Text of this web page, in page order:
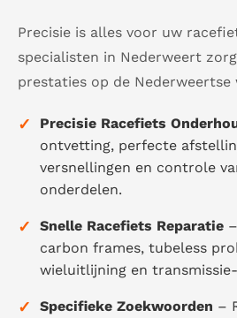
Precisie is alles voor uw
specialisten in Nederweert
prestaties op de Nederweertse
✓ Precisie Racefiets
ontvetting, perfecte
versnellingen en controle
onderdelen.
✓ Snelle Racefiets Reparatie
carbon frames, tubeless
wieluitlijning en
✓ Specifieke Zoekwoorden –